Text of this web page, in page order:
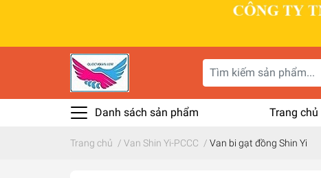
Danh sách sản phẩm Trang chủ
Trang chủ / Van Shin Yi-PCCC / Van bi gạt đồng Shin Yi